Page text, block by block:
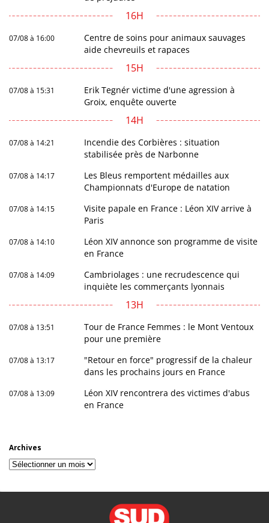
16H
07/08 à 16:00
Centre de soins pour animaux sauvages
aide chevreuils et rapaces
15H
07/08 à 15:31
Erik Tegnér victime d'une agression à
Groix, enquête ouverte
14H
07/08 à 14:21
Incendie des Corbières : situation
stabilisée près de Narbonne
07/08 à 14:17
Les Bleus remportent médailles aux
Championnats d'Europe de natation
07/08 à 14:15
Visite papale en France : Léon XIV arrive à
Paris
07/08 à 14:10
Léon XIV annonce son programme de visite
en France
07/08 à 14:09
Cambriolages : une recrudescence qui
inquiète les commerçants lyonnais
13H
07/08 à 13:51
Tour de France Femmes : le Mont Ventoux
pour une première
07/08 à 13:17
"Retour en force" progressif de la chaleur
dans les prochains jours en France
07/08 à 13:09
Léon XIV rencontrera des victimes d'abus
en France
Archives
Archives